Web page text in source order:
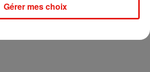
Laura Pausini : retour confirmé à l'Accor
Arena de Paris
Gérer mes choix